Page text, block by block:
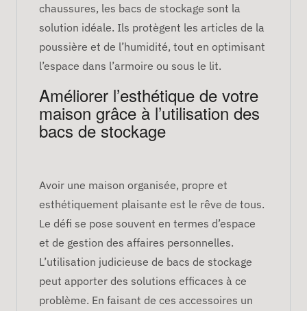
chaussures, les bacs de stockage sont la
solution idéale. Ils protègent les articles de la
poussière et de l’humidité, tout en optimisant
l’espace dans l’armoire ou sous le lit.
Améliorer l’esthétique de votre
maison grâce à l’utilisation des
bacs de stockage
Avoir une maison organisée, propre et
esthétiquement plaisante est le rêve de tous.
Le défi se pose souvent en termes d’espace
et de gestion des affaires personnelles.
L’utilisation judicieuse de bacs de stockage
peut apporter des solutions efficaces à ce
problème. En faisant de ces accessoires un